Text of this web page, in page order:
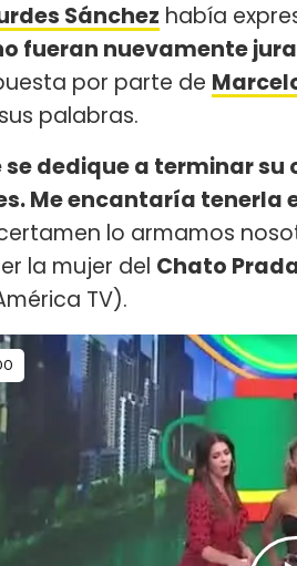
Sánchez había
fueran nuevamente
por parte de
palabras.
se dedique a terminar
Me encantaría tenerla
certamen lo armamos
la mujer del Chato
TV).